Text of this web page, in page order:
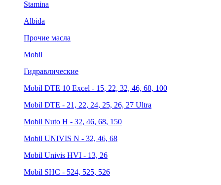
Stamina
Albida
Прочие масла
Mobil
Гидравлические
Mobil DTE 10 Excel - 15, 22, 32, 46, 68, 100
Mobil DTE - 21, 22, 24, 25, 26, 27 Ultra
Mobil Nuto H - 32, 46, 68, 150
Mobil UNIVIS N - 32, 46, 68
Mobil Univis HVI - 13, 26
Mobil SHC - 524, 525, 526